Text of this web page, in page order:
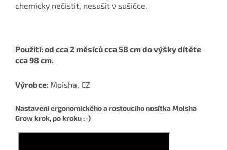
chemicky nečistit, nesušit v sušičce.
Použití: od cca 2 měsíců cca 58 cm do výšky dítěte
cca 98 cm.
Výrobce: Moisha, CZ
Nastavení ergonomického a rostoucího nosítka Moisha
Grow krok, po kroku :-)